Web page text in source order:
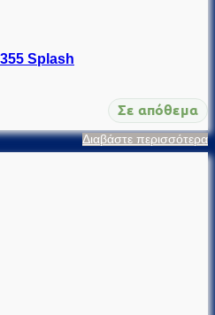
Splash
Σε απόθεμα
Διαβάστε περισσότερα